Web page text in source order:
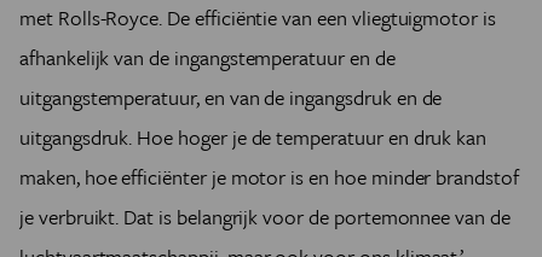
met Rolls-Royce. De efficiëntie van een vliegtuigmotor is
afhankelijk van de ingangstemperatuur en de
uitgangstemperatuur, en van de ingangsdruk en de
uitgangsdruk. Hoe hoger je de temperatuur en druk kan
maken, hoe efficiënter je motor is en hoe minder brandstof
je verbruikt. Dat is belangrijk voor de portemonnee van de